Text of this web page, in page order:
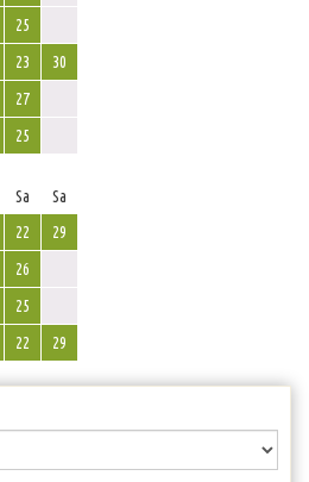
25
23
30
27
25
Sa
Sa
22
29
26
25
22 29